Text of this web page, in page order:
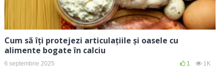
Cum să îți protejezi articulațiile și oasele cu
alimente bogate în calciu
6 septembrie 2025 1 1K